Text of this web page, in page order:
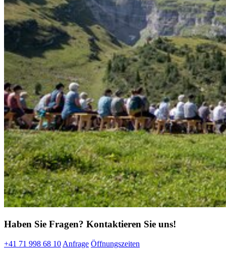
Haben Sie Fragen? Kontaktieren Sie uns!
+41 71 998 68 10 Anfrage Öffnungszeiten